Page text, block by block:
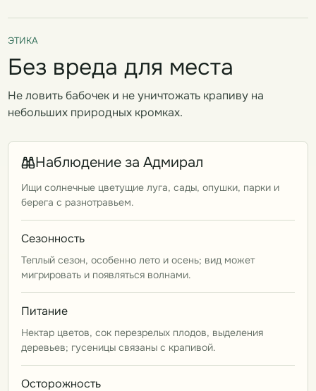
ЭТИКА
Без вреда для места
Не ловить бабочек и не уничтожать крапиву на
небольших природных кромках.
Наблюдение за Адмирал
Ищи солнечные цветущие луга, сады, опушки, парки и
берега с разнотравьем.
Сезонность
Теплый сезон, особенно лето и осень; вид может
мигрировать и появляться волнами.
Питание
Нектар цветов, сок перезрелых плодов, выделения
деревьев; гусеницы связаны с крапивой.
Осторожность